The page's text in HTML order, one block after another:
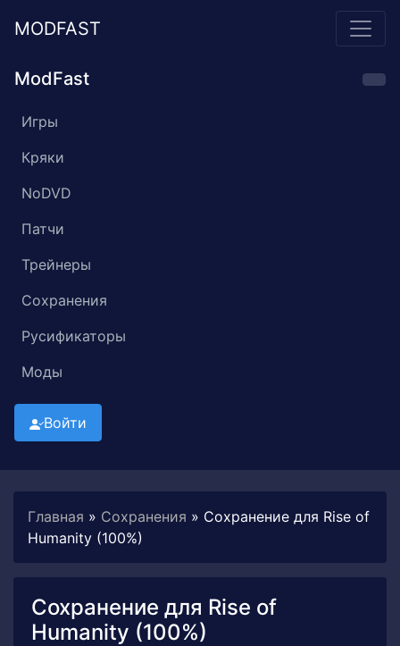
MODFAST
ModFast
Игры
Кряки
NoDVD
Патчи
Трейнеры
Сохранения
Русификаторы
Моды
Войти
Главная » Сохранения » Сохранение для Rise of
Humanity (100%)
Сохранение для Rise of
Humanity (100%)